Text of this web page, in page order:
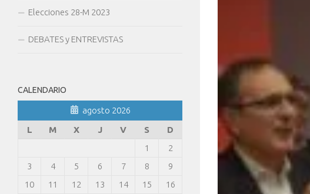
Elecciones 28-M 2023
DEBATES y ENTREVISTAS
CALENDARIO
agosto 2026
L
M X J V S
D
1
2
3
4 5 6 7 8
9
10
11 12 13 14 15
16